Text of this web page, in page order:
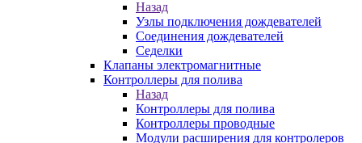
Назад
Узлы подключения дождевателей
Соединения дождевателей
Седелки
Клапаны электромагнитные
Контроллеры для полива
Назад
Контроллеры для полива
Контроллеры проводные
Модули расширения для контролеров